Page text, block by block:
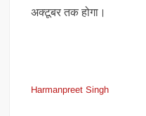
अक्टूबर तक होगा।
Harmanpreet Singh